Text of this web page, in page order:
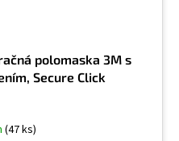
polomaska 3M s
Secure Click
(47 ks)